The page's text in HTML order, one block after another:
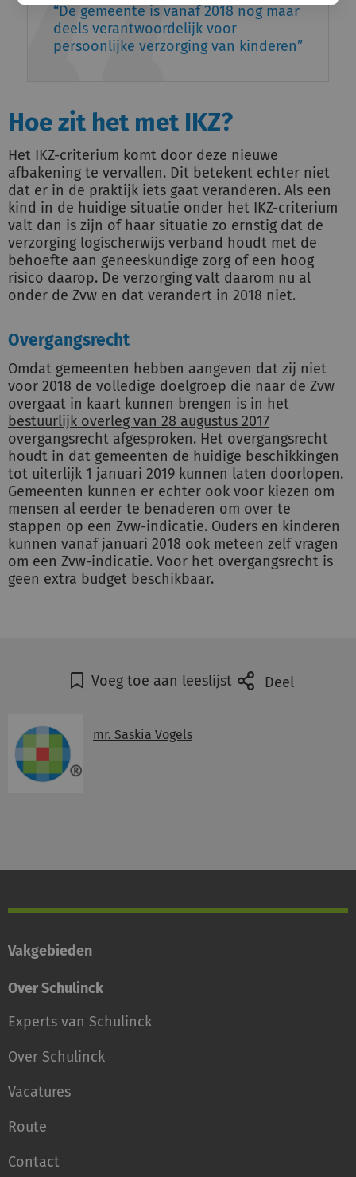
De gemeente is vanaf 2018 nog maar
deels verantwoordelijk voor
persoonlijke verzorging van kinderen
Hoe zit het met IKZ?
Het IKZ-criterium komt door deze nieuwe
afbakening te vervallen. Dit betekent echter niet
dat er in de praktijk iets gaat veranderen. Als een
kind in de huidige situatie onder het IKZ-criterium
valt dan is zijn of haar situatie zo ernstig dat de
verzorging logischerwijs verband houdt met de
behoefte aan geneeskundige zorg of een hoog
risico daarop. De verzorging valt daarom nu al
onder de Zvw en dat verandert in 2018 niet.
Overgangsrecht
Omdat gemeenten hebben aangeven dat zij niet
voor 2018 de volledige doelgroep die naar de Zvw
overgaat in kaart kunnen brengen is in het
bestuurlijk overleg van 28 augustus 2017
overgangsrecht afgesproken. Het overgangsrecht
houdt in dat gemeenten de huidige beschikkingen
tot uiterlijk 1 januari 2019 kunnen laten doorlopen.
Gemeenten kunnen er echter ook voor kiezen om
mensen al eerder te benaderen om over te
stappen op een Zvw-indicatie. Ouders en kinderen
kunnen vanaf januari 2018 ook meteen zelf vragen
om een Zvw-indicatie. Voor het overgangsrecht is
geen extra budget beschikbaar.
Voeg toe aan leeslijst Deel
mr. Saskia Vogels
Vakgebieden
Over Schulinck
Experts van Schulinck
Over Schulinck
Vacatures
Route
Contact